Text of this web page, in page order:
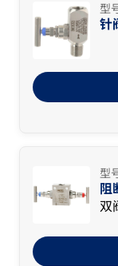
型
针
型
阻
双